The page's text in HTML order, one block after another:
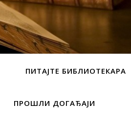
ПИТАЈТЕ БИБЛИОТЕКАРА
ПРОШЛИ ДОГАЂАЈИ